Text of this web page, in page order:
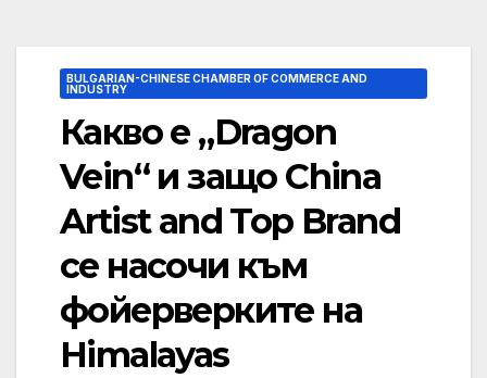
BULGARIAN-CHINESE CHAMBER OF COMMERCE AND
INDUSTRY
Какво е „Dragon
Vein“ и защо China
Artist and Top Brand
се насочи към
фойерверките на
Himalayas